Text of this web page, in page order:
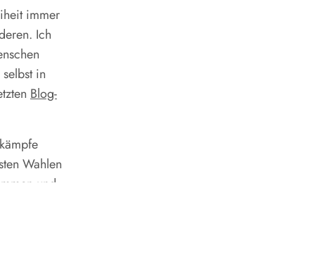
immer
Ich
in
Blog-
Wahlen
und